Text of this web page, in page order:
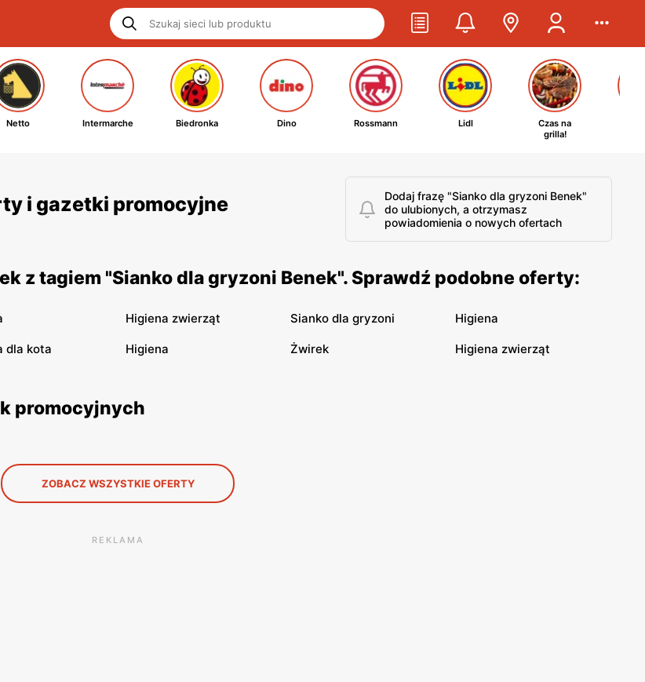
Netto Intermarche Biedronka Dino Rossmann Lidl
Czas na
grilla!
i gazetki promocyjne
Dodaj frazę "Sianko dla gryzoni Benek"
do ulubionych, a otrzymasz
powiadomienia o nowych ofertach
z tagiem "Sianko dla gryzoni Benek". Sprawdź podobne oferty:
Higiena zwierząt Sianko dla gryzoni Higiena
dla kota Higiena Żwirek Higiena zwierząt
promocyjnych
ZOBACZ WSZYSTKIE OFERTY
REKLAMA